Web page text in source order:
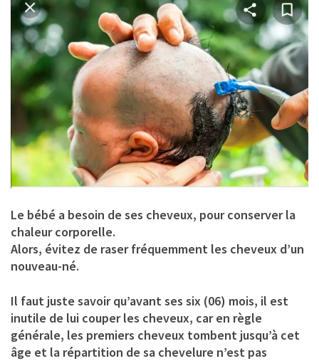
Le bébé a besoin de ses cheveux, pour conserver la
chaleur corporelle.
Alors, évitez de raser fréquemment les cheveux d’un
nouveau-né.
Il faut juste savoir qu’avant ses six (06) mois, il est
inutile de lui couper les cheveux, car en règle
générale, les premiers cheveux tombent jusqu’à cet
âge et la répartition de sa chevelure n’est pas